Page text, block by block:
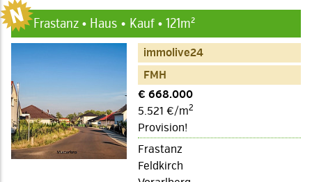
Frastanz • Haus Kauf • 121m²
immolive24
FMH
€ 668.000
5.521 €/m2
Provision!
Frastanz
Feldkirch